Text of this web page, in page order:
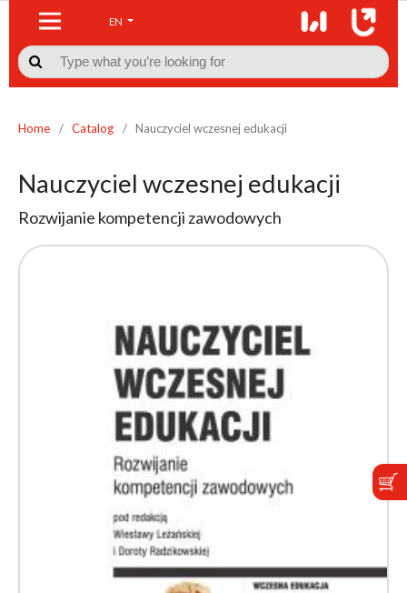
EN

Home / Catalog / Nauczyciel wczesnej edukacji
Nauczyciel wczesnej edukacji
Rozwijanie kompetencji zawodowych